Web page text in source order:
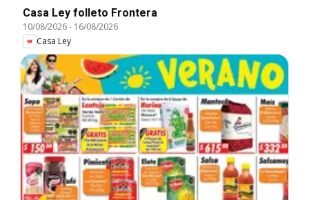
Casa Ley folleto Frontera
10/08/2026- 16/08/2026
Casa Ley